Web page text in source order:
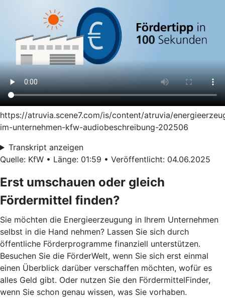
https://atruvia.scene7.com/is/content/atruvia/
im-unternehmen-kfw-audiobeschreibung-202506
Transkript anzeigen
Quelle: KfW • Länge: 01:59 • Veröffentlicht: 04.06.2025
Erst umschauen oder gleich
Fördermittel finden?
Sie möchten die Energieerzeugung in Ihrem Unternehmen
selbst in die Hand nehmen? Lassen Sie sich durch
öffentliche Förderprogramme finanziell unterstützen.
Besuchen Sie die FörderWelt, wenn Sie sich erst einmal
einen Überblick darüber verschaffen möchten, wofür es
alles Geld gibt. Oder nutzen Sie den FördermittelFinder,
wenn Sie schon genau wissen, was Sie vorhaben.